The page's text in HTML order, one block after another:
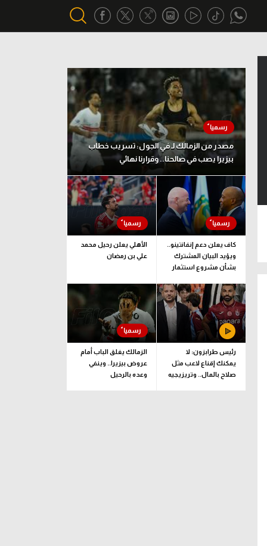
أقسام خاصة
Gamers
ميركاتو
تحقيق في الجول
تقرير في الجول
تحليل في الجول
حكايات في الجول
كويز في الجول
فيديو في الجول
مصدر من الزمالك لـ في الجول: تسريب خطاب
بيزيرا يصب في صالحنا.. وقرارنا نهائي
كاف يعلن دعم إنفانتينو..
ويؤيد البيان المشترك
بشأن مشروع استثمار
الأهلي يعلن رحيل محمد
علي بن رمضان
رئيس طرابزون: لا
يمكنك إقناع لاعب مثل
صلاح بالمال.. وتريزيجيه
الزمالك يغلق الباب أمام
عروض بيزيرا.. وينفي
وعده بالرحيل